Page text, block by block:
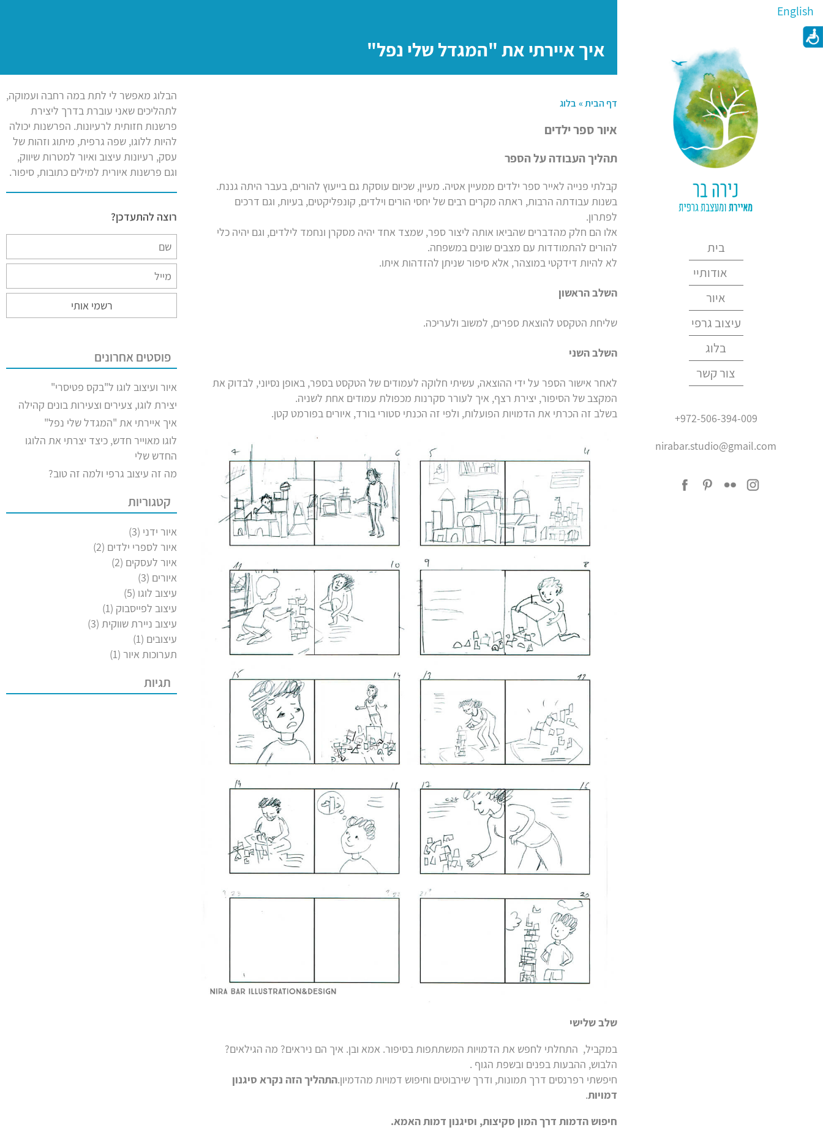
English
בית
אודותיי
נירה בר
המלצות
איור
עיצוב גרפי
בלוג
צור קשר
+972-506-394-009
nirabar.studio@gmail.com
איך איירתי את "המגדל שלי נפל"
דף הבית » בלוג
איור ספר ילדים
תהליך העבודה על הספר
קבלתי פנייה לאייר ספר ילדים ממעיין אטיה. מעיין, שכיום עוסקת גם בייעוץ להורים, בעבר היתה גננת.
בשנות עבודתה הרבות, ראתה מקרים רבים של יחסי הורים וילדים, קונפליקטים, בעיות, וגם דרכים
לפתרון.
אלו הם חלק מהדברים שהביאו אותה ליצור ספר, שמצד אחד יהיה מסקרן ונחמד לילדים, וגם יהיה כלי
להורים להתמודדות עם מצבים שונים במשפחה.
לא להיות דידקטי במוצהר, אלא סיפור שניתן להזדהות איתו.
השלב הראשון
שליחת הטקסט להוצאת ספרים, למשוב ולעריכה.
השלב השני
לאחר אישור הספר על ידי ההוצאה, עשיתי חלוקה לעמודים של הטקסט בספר, באופן נסיוני, לבדוק את
המקצב של הסיפור, יצירת רצף, איך לעורר סקרנות מכפולת עמודים אחת לשניה.
בשלב זה הכרתי את הדמויות הפועלות, ולפי זה הכנתי סטורי בורד, איורים בפורמט קטן.
שלב שלישי
במקביל, התחלתי לחפש את הדמויות המשתתפות בסיפור. אמא ובן. איך הם ניראים? מה הגילאים?
הלבוש, ההבעות בפנים ובשפת הגוף .
חיפשתי רפרנסים דרך תמונות, ודרך שירבוטים וחיפוש דמויות מהדמיון.התהליך הזה נקרא סיגנון
דמויות.
חיפוש הדמות דרך המון סקיצות, וסיגנון דמות האמא.
הבלוג מאפשר לי לתת במה רחבה ועמוקה,
לתהליכים שאני עוברת בדרך ליצירת
פרשנות חזותית לרעיונות. הפרשנות יכולה
להיות ללוגו, שפה גרפית, מיתוג וזהות של
עסק, רעיונות עיצוב ואיור למטרות שיווק,
וגם פרשנות איורית למילים כתובות, סיפור.
רוצה להתעדכן?
רשמי אותי
פוסטים אחרונים
איור ועיצוב לוגו ל"בקס פטיסרי"
יצירת לוגו, צעירים וצעירות בונים קהילה
איך איירתי את "המגדל שלי נפל"
לוגו מאוייר חדש, כיצד יצרתי את הלוגו
החדש שלי
מה זה עיצוב גרפי ולמה זה טוב?
קטגוריות
איור ידני (3)
איור לספרי ילדים (2)
איור לעסקים (2)
איורים (3)
עיצוב לוגו (5)
עיצוב לפייסבוק (1)
עיצוב ניירת שווקית(3)
עיצובים (1)
תערוכות איור(1)
תגיות